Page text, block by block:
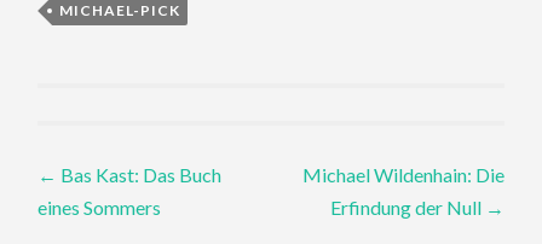
MICHAEL-PICK
Post
← Bas Kast: Das Buch
eines Sommers
Michael Wildenhain: Die
Erfindung der Null →